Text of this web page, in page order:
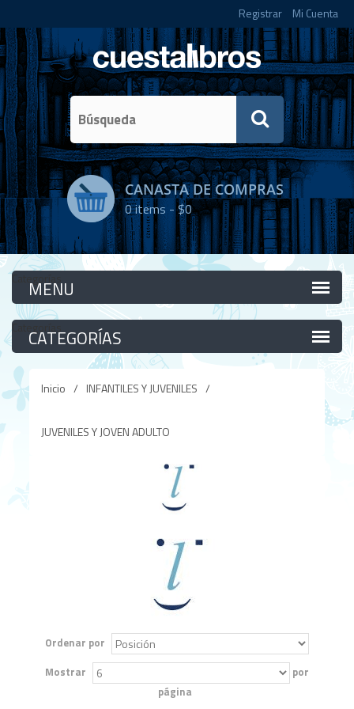
Registrar Mi Cuenta
CANASTA DE COMPRAS
0items -$0
Categorías
Categorías
Inicio / INFANTILES Y JUVENILES /
JUVENILES Y JOVEN ADULTO
Ordenar por
Mostrar
por
página